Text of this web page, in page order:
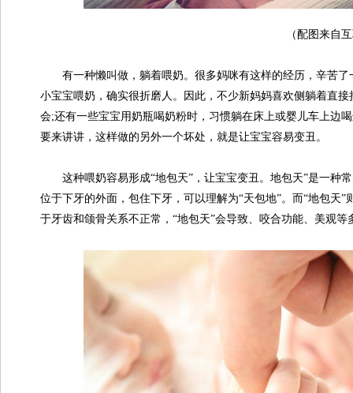
（配图来自
有一种懒叫做，躺着喂奶。很多妈咪有这样的经历，辛苦了
小宝宝喂奶，确实很折磨人。因此，不少新妈妈喜欢侧躺着直
会;还有一些宝宝用奶瓶喝奶粉时，习惯躺在床上或婴儿车上边
要来讲讲，这样做的另外一个坏处，就是让宝宝容易变丑。
这种喂奶容易形成“地包天”，让宝宝变丑。地包天”是一种
位于下牙的外面，包住下牙，可以理解为“天包地”。而“地包天
于牙齿和颌骨关系不正常，“地包天”会导致、咬合功能、美观等